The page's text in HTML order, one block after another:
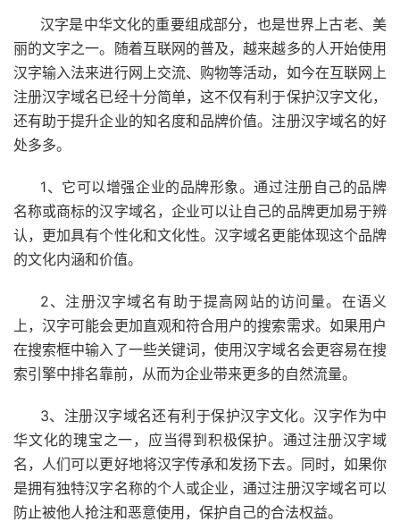
汉字是中华文化的重要组成部分，也是世界上古老、美
丽的文字之一。随着互联网的普及，越来越多的人开始使用
汉字输入法来进行网上交流、购物等活动，如今在互联网上
注册汉字域名已经十分简单，这不仅有利于保护汉字文化，
还有助于提升企业的知名度和品牌价值。注册汉字域名的好
处多多。
1、它可以增强企业的品牌形象。通过注册自己的品牌
名称或商标的汉字域名，企业可以让自己的品牌更加易于辨
认，更加具有个性化和文化性。汉字域名更能体现这个品牌
的文化内涵和价值。
2、注册汉字域名有助于提高网站的访问量。在语义
上，汉字可能会更加直观和符合用户的搜索需求。如果用户
在搜索框中输入了一些关键词，使用汉字域名会更容易在搜
索引擎中排名靠前，从而为企业带来更多的自然流量。
3、注册汉字域名还有利于保护汉字文化。汉字作为中
华文化的瑰宝之一，应当得到积极保护。通过注册汉字域
名，人们可以更好地将汉字传承和发扬下去。同时，如果你
是拥有独特汉字名称的个人或企业，通过注册汉字域名可以
防止被他人抢注和恶意使用，保护自己的合法权益。